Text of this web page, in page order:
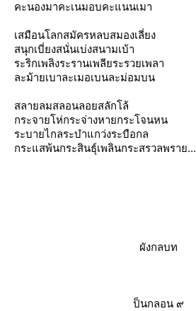
คะนองมาคะเนมอบคะแนนเมา
เสมือนโลกสมัครหลบสมองเลี่ยง
สนุกเบี่ยงสนั่นเบ่งสนามเบ้า
ระริกเพลิงระรานเพลียระรวยเพลา
ละม้ายเบาละเมอเบนละม่อมบน
สลายลมสลอนลอยสลักโล้
กระจายโห่กระจ่างหายกระโจนหน
ระบายไกลระบำแกว่งระบือกล
กระแสพ้นกระสินธุ์เพลินกระสรวลพราย...
ผังกลบท
ป็นกลอน ๙